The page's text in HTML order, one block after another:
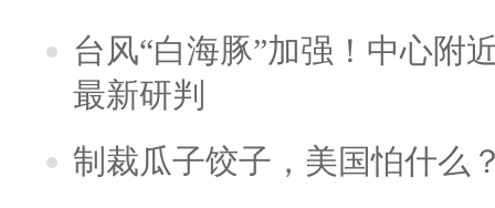
台风“白海豚”加强！中心附
最新研判
制裁瓜子饺子，美国怕什么